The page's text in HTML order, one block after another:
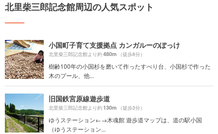
北里柴三郎記念館周辺の人気スポット
小国町子育て支援拠点 カンガルーのぽっけ
北里柴三郎記念館より約480m （徒歩8分）
樹齢100年の小国杉を磨いて作ったすべり台、小国杉で作った
木のプール、他...
旧国鉄宮原線遊歩道
北里柴三郎記念館より約130m （徒歩3分）
ゆうステーション←→木魂館 遊歩道マップは、道の駅小国
（ゆうステーション...